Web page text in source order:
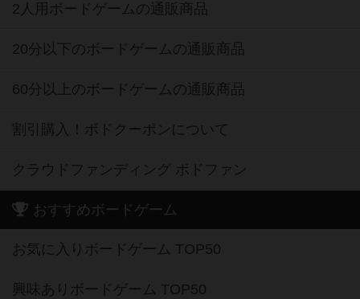
2人用ボードゲームの通販商品
20分以下のボードゲームの通販商品
60分以上のボードゲームの通販商品
割引購入！ボドクーポンについて
クラウドファンディング ボドファン
おすすめボードゲーム
お気に入りボードゲーム TOP50
興味ありボードゲーム TOP50